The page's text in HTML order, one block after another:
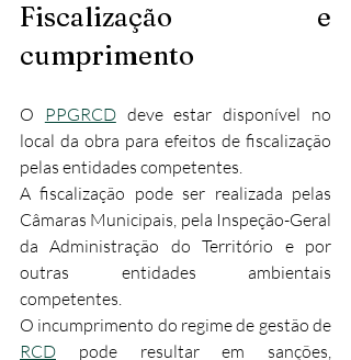
Fiscalização e
cumprimento
O PPGRCD deve estar disponível no
local da obra para efeitos de fiscalização
pelas entidades competentes.​
A fiscalização pode ser realizada pelas
Câmaras Municipais, pela Inspeção-Geral
da Administração do Território e por
outras entidades ambientais
competentes.
RCD pode resultar em sanções,